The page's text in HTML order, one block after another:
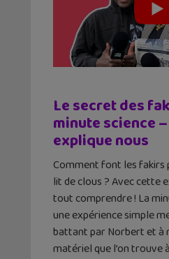
Le secret des
minute science
explique nous
Comment font les fakirs
lit de clous ? Avec cette
tout comprendre ! La
une expérience simple
battant par Norbert et à
matériel que l’on trouve